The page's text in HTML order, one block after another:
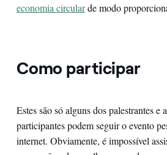
economia circularde modo
Como participar
Estes são só alguns dos palestrantes e
participantes podem seguir o evento
internet. Obviamente, é impossível